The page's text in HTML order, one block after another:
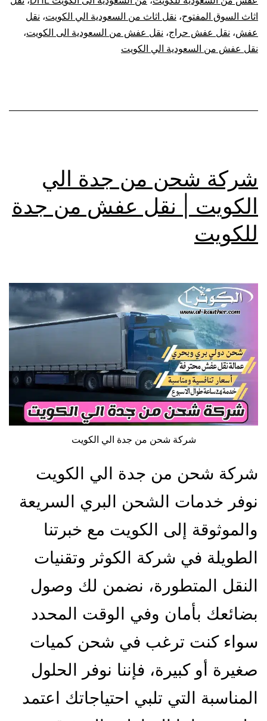
اثاث السوق المفتوح، نقل اثاث من السعودية الي الكويت، نقل
عفش، نقل عفش حراج، نقل عفش من السعودية الى الكويت،
نقل عفش من السعودية الي الكويت
شركة شحن من جدة الي
الكويت | نقل عفش من جدة
للكويت
شركة شحن من جدة الي الكويت
شركة شحن من جدة الي الكويت
نوفر خدمات الشحن البري السريعة
والموثوقة إلى الكويت مع خبرتنا
الطويلة في شركة الكوثر وتقنيات
النقل المتطورة، نضمن لك وصول
بضائعك بأمان وفي الوقت المحدد
سواء كنت ترغب في شحن كميات
صغيرة أو كبيرة، فإننا نوفر الحلول
المناسبة التي تلبي احتياجاتك اعتمد